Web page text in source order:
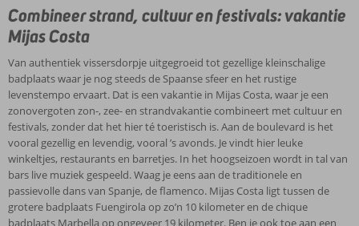
voor
bezoek
Marbella
en Ronda
Levendige
Fuengirola
goed
bereikbaar
All
Inclusive
tegen
een
kleine
Combineer strand, cultuur en festivals: vakantie
Mijas Costa
Van authentiek vissersdorpje uitgegroeid tot gezellige kleinschalige
badplaats waar je nog steeds de Spaanse sfeer en het rustige
levenstempo ervaart. Dat is een vakantie in Mijas Costa, waar je een
zonovergoten zon-, zee- en strandvakantie combineert met cultuur en
festivals, zonder dat het hier té toeristisch is. Aan de boulevard is het
vooral gezellig en levendig, vooral ’s avonds. Je vindt hier leuke
winkeltjes, restaurants en barretjes. In het hoogseizoen wordt in tal van
bars live muziek gespeeld. Waag je eens aan de traditionele en
passievolle dans van Spanje, de flamenco. Mijas Costa ligt tussen de
grotere badplaats Fuengirola op zo’n 10 kilometer en de chique
badplaats Marbella op ongeveer 19 kilometer. Ben je ook toe aan een